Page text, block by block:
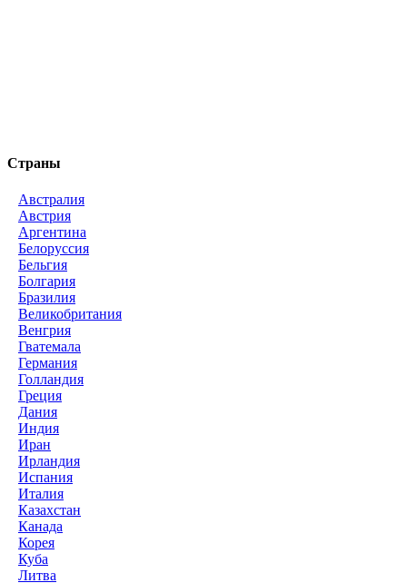
Страны
Австралия
Австрия
Аргентина
Белоруссия
Бельгия
Болгария
Бразилия
Великобритания
Венгрия
Гватемала
Германия
Голландия
Греция
Дания
Индия
Иран
Ирландия
Испания
Италия
Казахстан
Канада
Корея
Куба
Литва